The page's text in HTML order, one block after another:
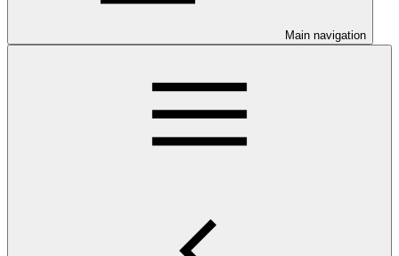
Main navigation